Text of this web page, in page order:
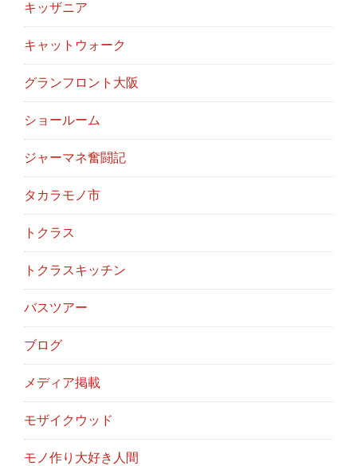
キッザニア
キャットウォーク
グランフロント大阪
ショールーム
ジャーマネ奮闘記
タカラモノ市
トクラス
トクラスキッチン
バスツアー
ブログ
メディア掲載
モザイクウッド
モノ作り大好き人間